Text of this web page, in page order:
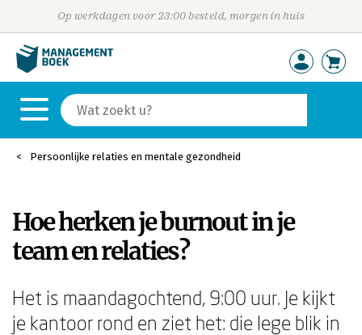
Op werkdagen voor 23:00 besteld, morgen in huis
Persoonlijke relaties en mentale gezondheid
Hoe herken je burnout in je
team en relaties?
Het is maandagochtend, 9:00 uur. Je kijkt
je kantoor rond en ziet het: die lege blik in